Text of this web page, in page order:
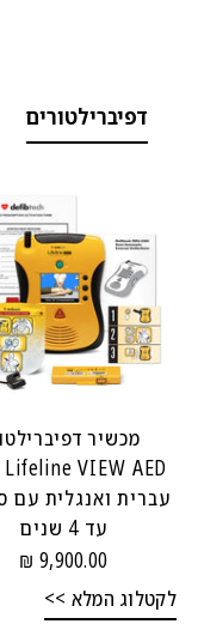
דפיברילטורים
מכשיר
עברית ואנגלית עם
עד 4 שנים
9,900.00 ₪
לקטלוג המלא >>